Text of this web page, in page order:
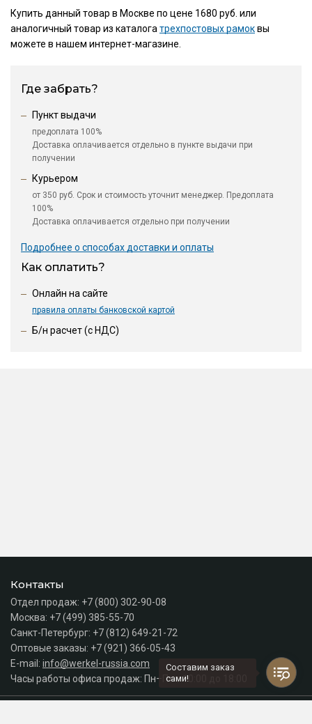
Купить данный товар в Москве по цене 1680 руб. или
аналогичный товар из каталогатрехпостовых рамоквы
можете в нашем интернет-магазине.
Где забрать?
Пункт выдачи
предоплата 100%
Доставка оплачивается отдельно в пункте выдачи при
получении
Курьером
от 350 руб. Срок и стоимость уточнит менеджер. Предоплата
100%
Доставка оплачивается отдельно при получении
Подробнее о способах доставки и оплаты
Как оплатить?
Онлайн на сайте
правила оплаты банковской картой
Б/н расчет (c НДС)
Контакты
Отдел продаж: +7 (800) 302-90-08
Москва: +7 (499) 385-55-70
Санкт-Петербург: +7 (812) 649-21-72
Оптовые заказы: +7 (921) 366-05-43
E-mail: info@werkel-russia.com
Часы работы офиса продаж: Пн–Пт с 10:00 до 18:00
Составим заказ
сами!